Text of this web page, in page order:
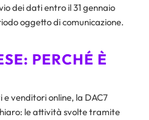
dei dati entro il 31 gennaio
oggetto di comunicazione.
PERCHÉ È
venditori online, la DAC7
le attività svolte tramite